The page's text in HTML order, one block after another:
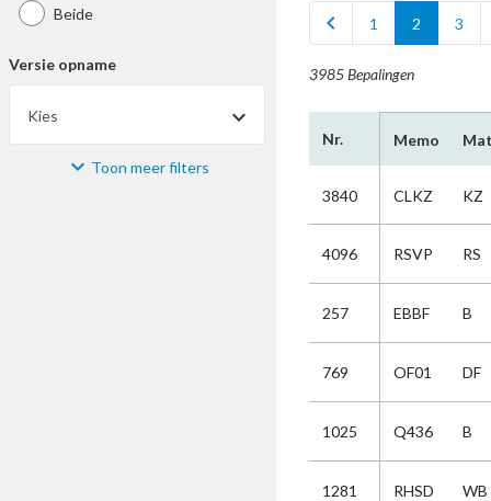
Beide
Versie opname
Kies
Materiaal Toon meer filters
chevron_left 1 2 3
3985 Bepalingen
Nr. Memo
3840 CLKZ KZ
4096 RSVP RS
257 EBBF B
769 OF01 DF
1025 Q436 B
1281 RHSD WB